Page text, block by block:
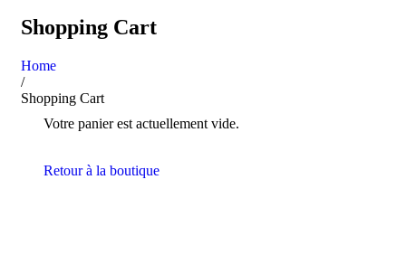
Shopping Cart
Home
/
Shopping Cart
Votre panier est actuellement vide.
Retour à la boutique